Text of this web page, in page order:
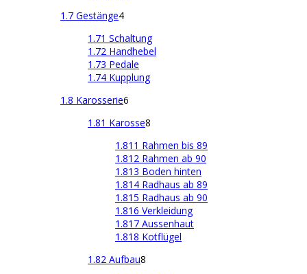
1.7 Gestänge4
1.71 Schaltung
1.72 Handhebel
1.73 Pedale
1.74 Kupplung
1.8 Karosserie6
1.81 Karosse8
1.811 Rahmen bis 89
1.812 Rahmen ab 90
1.813 Boden hinten
1.814 Radhaus ab 89
1.815 Radhaus ab 90
1.816 Verkleidung
1.817 Aussenhaut
1.818 Kotflügel
1.82 Aufbau8